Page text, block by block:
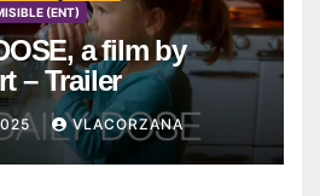
(ENT)
a film by
– Trailer
VLACORZANA